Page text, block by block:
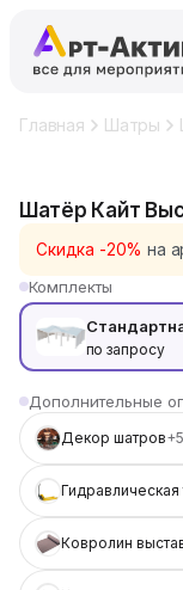
Главная Шатры
Шатёр Кайт
Скидка -20% на
Комплекты
по запросу
Дополнительные
Декор шатров
Гидравлическая
Ковролин